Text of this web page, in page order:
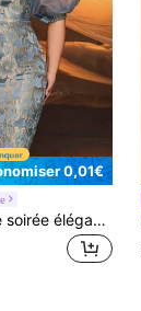
0,01€
Glamrae Robe de soirée élégante à manches bouffantes en jacquard façon satin bleu-gris et organza, robe de cocktail pour invité de mariage, grande taille